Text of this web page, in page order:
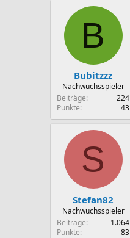
B
Bubitzzz
Nachwuchsspieler
Beiträge
224
Punkte
43
S
Stefan82
Nachwuchsspieler
Beiträge
1.064
Punkte
83